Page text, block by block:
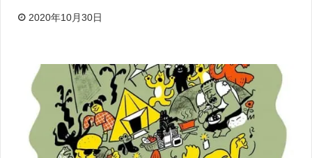
2020年10月30日